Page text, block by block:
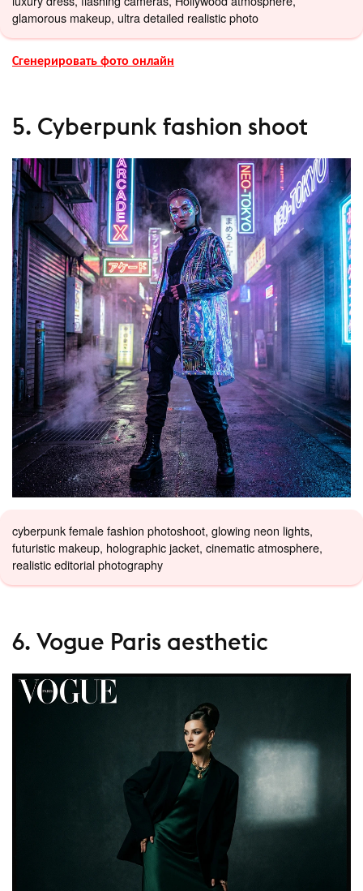
glamorous makeup, ultra detailed realistic photo
Сгенерировать фото онлайн
5. Cyberpunk fashion shoot
cyberpunk female fashion photoshoot, glowing neon lights,
futuristic makeup, holographic jacket, cinematic atmosphere,
realistic editorial photography
6. Vogue Paris aesthetic